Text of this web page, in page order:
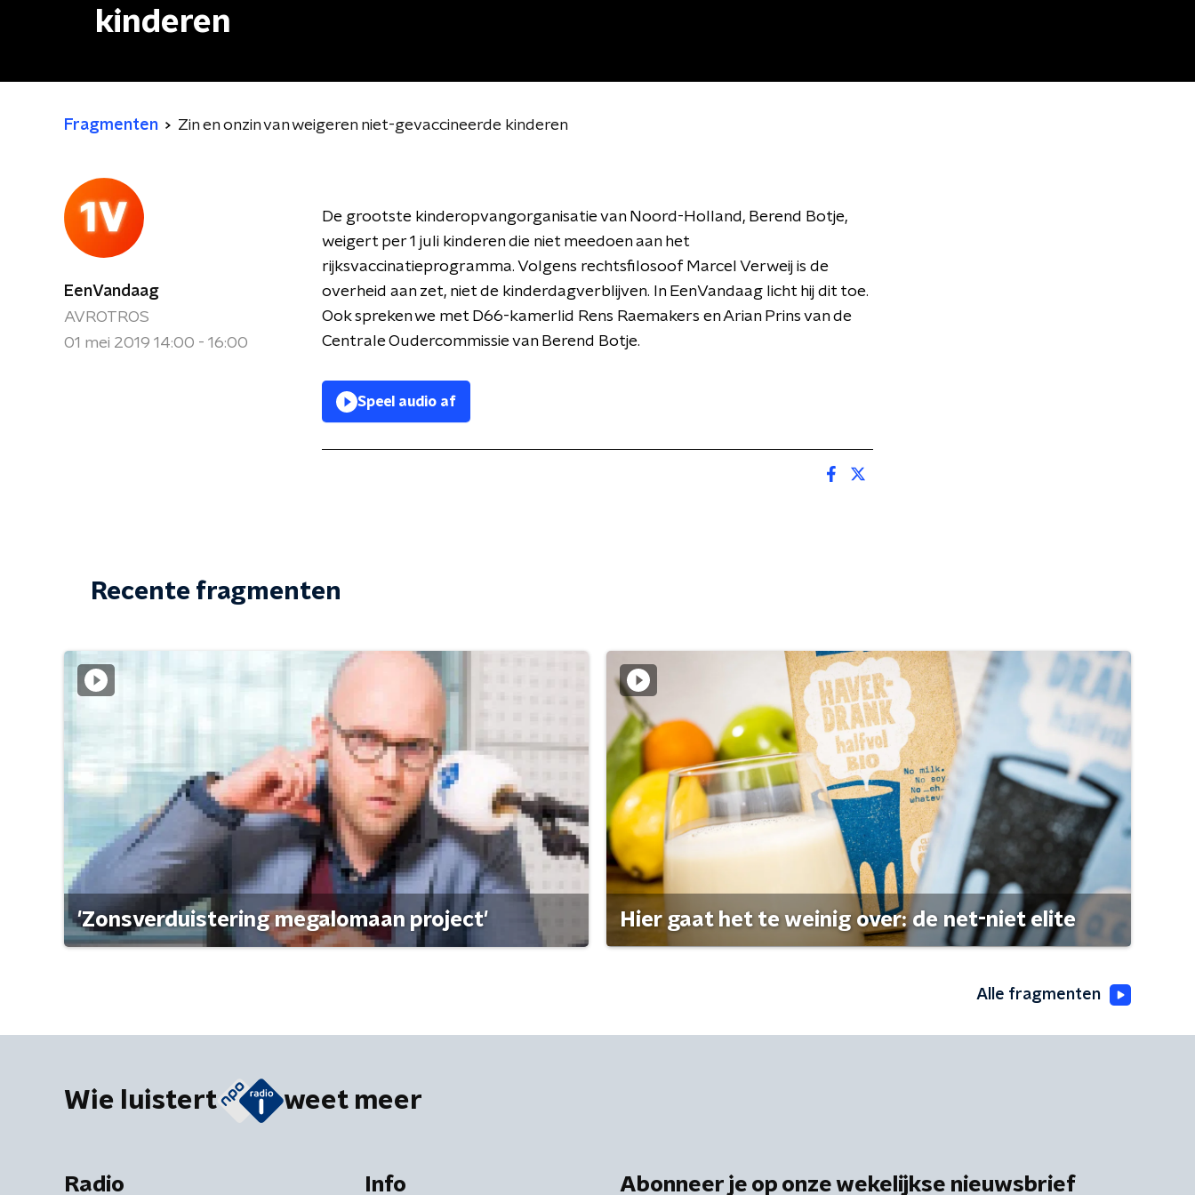
kinderen
Fragmenten Zin en onzin van weigeren niet-gevaccineerde kinderen
EenVandaag
AVROTROS
01 mei 2019 14:00 - 16:00
De grootste kinderopvangorganisatie van Noord-Holland, Berend Botje,
weigert per 1 juli kinderen die niet meedoen aan het
rijksvaccinatieprogramma. Volgens rechtsfilosoof Marcel Verweij is de
overheid aan zet, niet de kinderdagverblijven. In EenVandaag licht hij dit toe.
Ook spreken we met D66-kamerlid Rens Raemakers en Arian Prins van de
Centrale Oudercommissie van Berend Botje.
Speel audio af
Recente fragmenten
'Zonsverduistering megalomaan project' Hier gaat het te weinig over: de net-niet elite
Alle fragmenten
Wie luistert weet meer
Radio Info Abonneer je op onze wekelijkse nieuwsbrief